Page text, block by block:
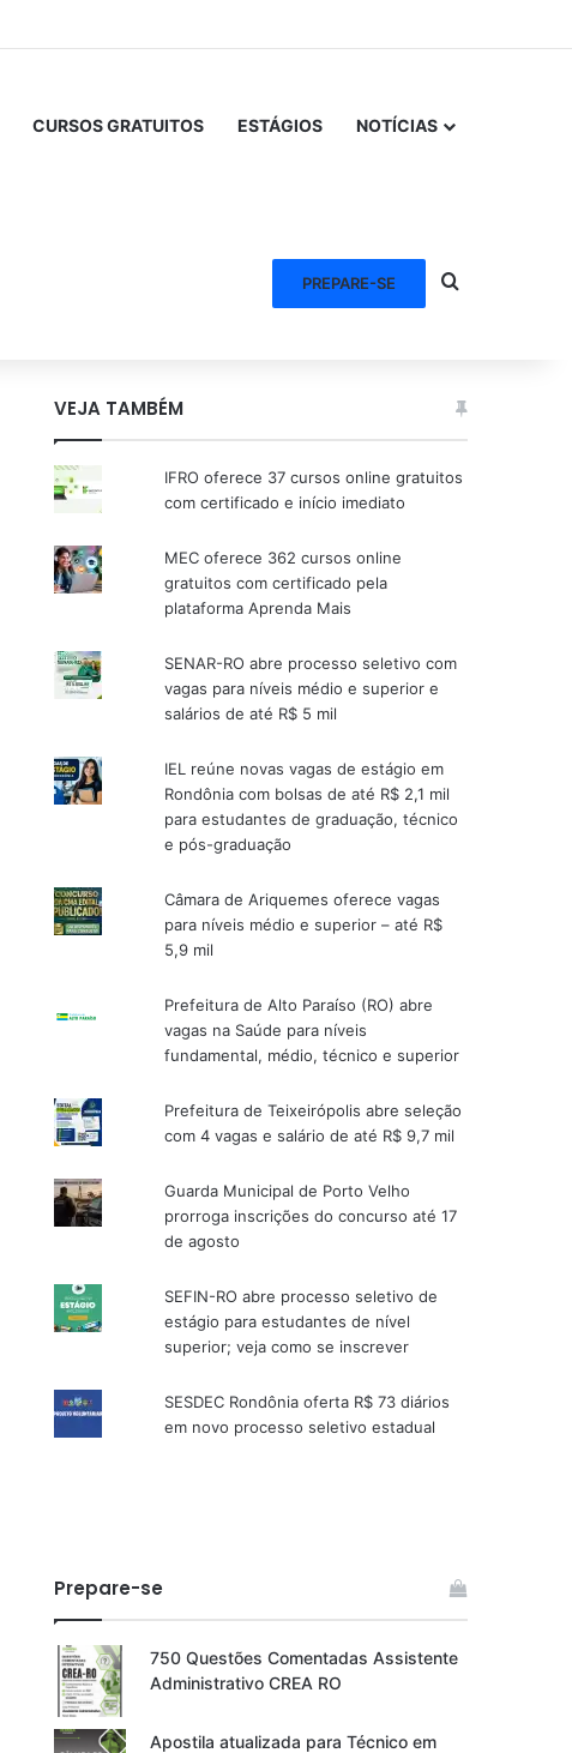
CURSOS GRATUITOS ESTÁGIOS NOTÍCIAS
PREPARE-SE Procurar por
VEJA TAMBÉM
IFRO oferece 37 cursos online gratuitos
com certificado e início imediato
MEC oferece 362 cursos online
gratuitos com certificado pela
plataforma Aprenda Mais
SENAR-RO abre processo seletivo com
vagas para níveis médio e superior e
salários de até R$ 5 mil
IEL reúne novas vagas de estágio em
Rondônia com bolsas de até R$ 2,1 mil
para estudantes de graduação, técnico
e pós-graduação
Câmara de Ariquemes oferece vagas
para níveis médio e superior – até R$
5,9 mil
Prefeitura de Alto Paraíso (RO) abre
vagas na Saúde para níveis
fundamental, médio, técnico e superior
Prefeitura de Teixeirópolis abre seleção
com 4 vagas e salário de até R$ 9,7 mil
Guarda Municipal de Porto Velho
prorroga inscrições do concurso até 17
de agosto
SEFIN-RO abre processo seletivo de
estágio para estudantes de nível
superior; veja como se inscrever
SESDEC Rondônia oferta R$ 73 diários
em novo processo seletivo estadual
Prepare-se
750 Questões Comentadas Assistente
Administrativo CREA RO
Apostila atualizada para Técnico em